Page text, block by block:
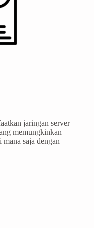
jaringan server
memungkinkan
mana saja dengan